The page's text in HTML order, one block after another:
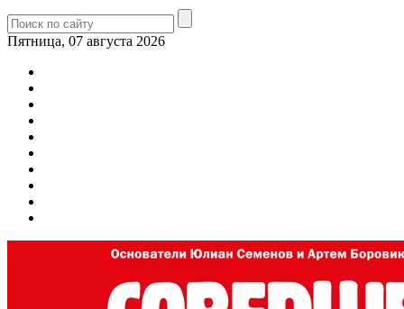
Пятница, 07 августа 2026